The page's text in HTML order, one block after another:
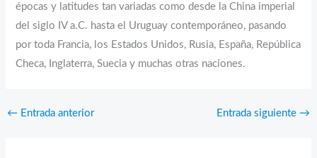
épocas y latitudes tan variadas como desde la China imperial
del siglo IV a.C. hasta el Uruguay contemporáneo, pasando
por toda Francia, los Estados Unidos, Rusia, España, República
Checa, Inglaterra, Suecia y muchas otras naciones.
← Entrada anterior Entrada siguiente →